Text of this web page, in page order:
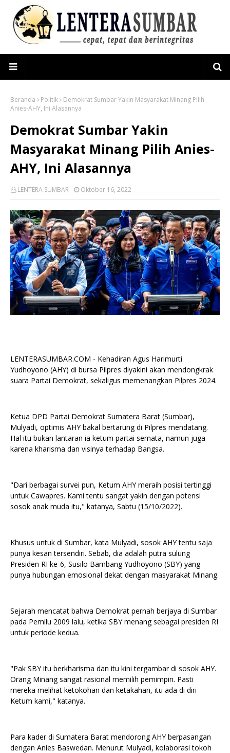
Beranda Politik
Demokrat Sumbar Yakin Masyarakat Minang Pilih
Anies-AHY, Ini Alasannya
Demokrat Sumbar Yakin
Masyarakat Minang Pilih Anies-
AHY, Ini Alasannya
LENTERA SUMBAR Oktober 16, 2022
LENTERASUMBAR.COM - Kehadiran Agus Harimurti
Yudhoyono (AHY) di bursa Pilpres diyakini akan mendongkrak
suara Partai Demokrat, sekaligus memenangkan Pilpres 2024.
Ketua DPD Partai Demokrat Sumatera Barat (Sumbar),
Mulyadi, optimis AHY bakal bertarung di Pilpres mendatang.
Hal itu bukan lantaran ia ketum partai semata, namun juga
karena kharisma dan visinya terhadap Bangsa.
"Dari berbagai survei pun, Ketum AHY meraih posisi tertinggi
untuk Cawapres. Kami tentu sangat yakin dengan potensi
sosok anak muda itu," katanya, Sabtu (15/10/2022).
Khusus untuk di Sumbar, kata Mulyadi, sosok AHY tentu saja
punya kesan tersendiri. Sebab, dia adalah putra sulung
Presiden RI ke-6, Susilo Bambang Yudhoyono (SBY) yang
punya hubungan emosional dekat dengan masyarakat Minang.
Sejarah mencatat bahwa Demokrat pernah berjaya di Sumbar
pada Pemilu 2009 lalu, ketika SBY menang sebagai presiden RI
untuk periode kedua.
"Pak SBY itu berkharisma dan itu kini tergambar di sosok AHY.
Orang Minang sangat rasional memilih pemimpin. Pasti
mereka melihat ketokohan dan ketakahan, itu ada di diri
Ketum kami," katanya.
Para kader di Sumatera Barat mendorong AHY berpasangan
dengan Anies Baswedan. Menurut Mulyadi, kolaborasi tokoh